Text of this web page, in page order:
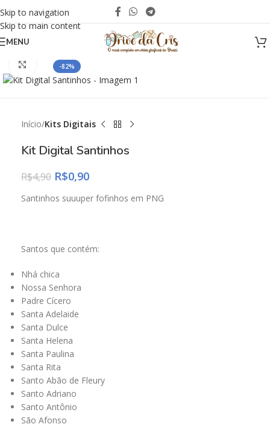
Skip to navigation
Skip to main content
MENU
-82%
Click to enlarge
Início Kits Digitais
Kit Digital Santinhos
R$4,90 R$0,90
Santinhos suuuper fofinhos em PNG
Santos que contém:
Nhá chica
Nossa Senhora
Padre Cícero
Santa Adelaide
Santa Dulce
Santa Helena
Santa Paulina
Santa Rita
Santo Abão de Fleury
Santo Adriano
Santo Antônio
São Afonso